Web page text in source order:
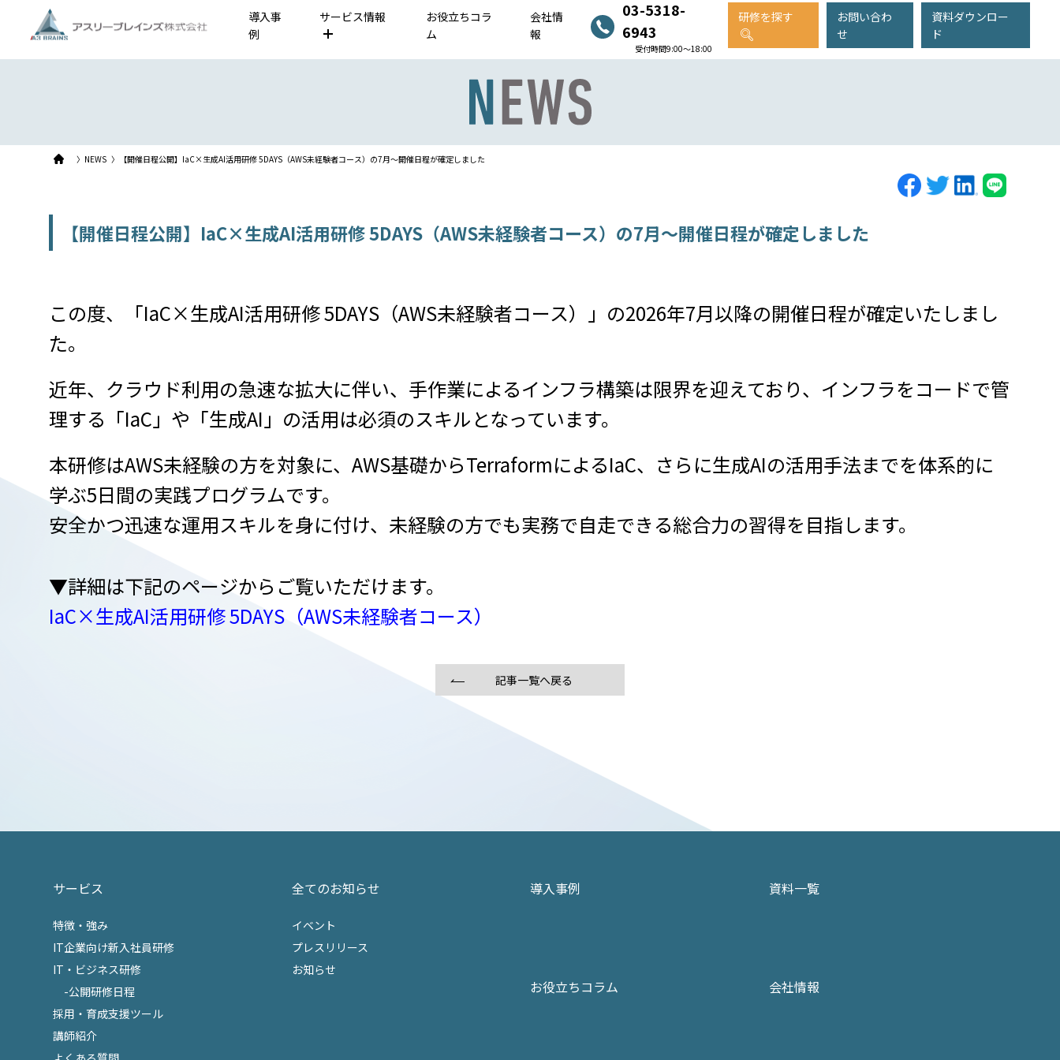
導入事
例
サービス情報
お役立ちコラ
ム
会社情
報
03-5318-
6943
受付時間9:00〜18:00
研修を探す
お問い合わ
せ
資料ダウンロー
ド
〉NEWS 〉【開催日程公開】IaC×生成AI活用研修 5DAYS（AWS未経験者コース）の7月～開催日程が確定しました
【開催日程公開】IaC×生成AI活用研修 5DAYS（AWS未経験者コース）の7月～開催日程が確定しました
この度、「IaC×生成AI活用研修 5DAYS（AWS未経験者コース）」の2026年7月以降の開催日程が確定いたしまし
た。
近年、クラウド利用の急速な拡大に伴い、手作業によるインフラ構築は限界を迎えており、インフラをコードで管
理する「IaC」や「生成AI」の活用は必須のスキルとなっています。
本研修はAWS未経験の方を対象に、AWS基礎からTerraformによるIaC、さらに生成AIの活用手法までを体系的に
学ぶ5日間の実践プログラムです。
安全かつ迅速な運用スキルを身に付け、未経験の方でも実務で自走できる総合力の習得を目指します。
▼詳細は下記のページからご覧いただけます。
IaC×生成AI活用研修 5DAYS（AWS未経験者コース）
記事一覧へ戻る
サービス
特徴・強み
IT企業向け新入社員研修
IT・ビジネス研修
-公開研修日程
採用・育成支援ツール
講師紹介
全てのお知らせ
イベント
プレスリリース
お知らせ
導入事例
お役立ちコラム
資料一覧
会社情報